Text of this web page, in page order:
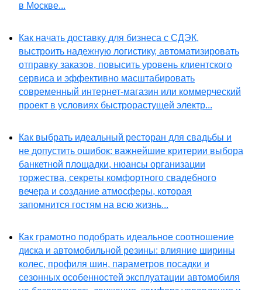
в Москве...
Как начать доставку для бизнеса с СДЭК,
выстроить надежную логистику, автоматизировать
отправку заказов, повысить уровень клиентского
сервиса и эффективно масштабировать
современный интернет-магазин или коммерческий
проект в условиях быстрорастущей электр...
Как выбрать идеальный ресторан для свадьбы и
не допустить ошибок: важнейшие критерии выбора
банкетной площадки, нюансы организации
торжества, секреты комфортного свадебного
вечера и создание атмосферы, которая
запомнится гостям на всю жизнь...
Как грамотно подобрать идеальное соотношение
диска и автомобильной резины: влияние ширины
колес, профиля шин, параметров посадки и
сезонных особенностей эксплуатации автомобиля